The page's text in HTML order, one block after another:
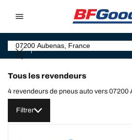
Tous les revendeurs
4 revendeurs de pneus auto vers 07200
Filtrer